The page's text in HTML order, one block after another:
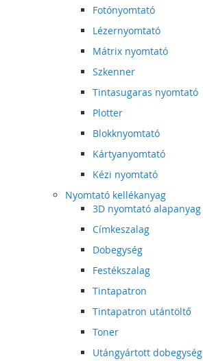
Fotónyomtató
Lézernyomtató
Mátrix nyomtató
Szkenner
Tintasugaras nyomtató
Plotter
Blokknyomtató
Kártyanyomtató
Kézi nyomtató
Nyomtató kellékanyag
3D nyomtató alapanyag
Címkeszalag
Dobegység
Festékszalag
Tintapatron
Tintapatron utántöltő
Toner
Utángyártott dobegység